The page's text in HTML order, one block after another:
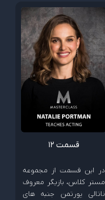
ها را آموزش می دهد.
قسمت 12
در این قسمت از مجموعه
مستر کلاس، بازیگر معروف
ناتالی پورتمن جنبه های